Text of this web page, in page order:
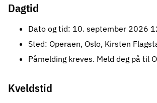
Dagtid
Dato og tid: 10. september 2026
Sted: Operaen, Oslo, Kirsten
Påmelding kreves. Meld deg på til
Kveldstid